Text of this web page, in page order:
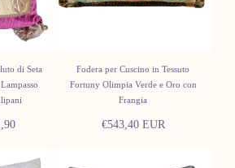
di Seta
Fodera per Cuscino in Tessuto
Fortuny Olimpia Verde e Oro con
Frangia
Prezzo
€543,40 EUR